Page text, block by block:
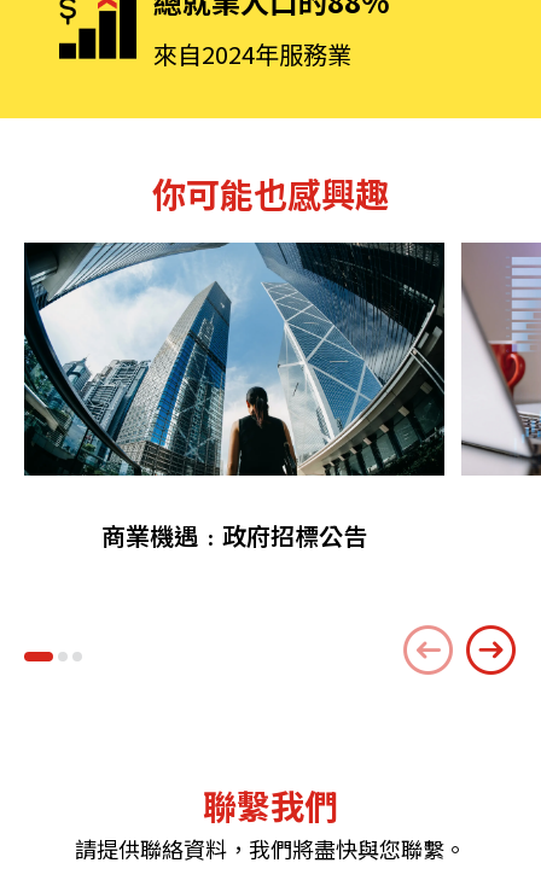
來自2024年服務業
你可能也感興趣
商業機遇﹕政府招標公告
聯繫我們
請提供聯絡資料，我們將盡快與您聯繫。